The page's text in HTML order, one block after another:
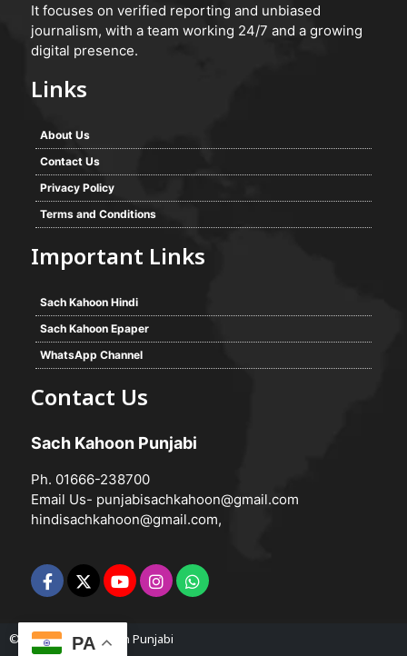
It focuses on verified reporting and unbiased
journalism, with a team working 24/7 and a growing
digital presence.
Links
About Us
Contact Us
Privacy Policy
Terms and Conditions
Important Links
Sach Kahoon Hindi
Sach Kahoon Epaper
WhatsApp Channel
Contact Us
Sach Kahoon Punjabi
Ph. 01666-238700
Email Us- punjabisachkahoon@gmail.com
hindisachkahoon@gmail.com,
© 2026 -Sach Kahoon Punjabi
PA